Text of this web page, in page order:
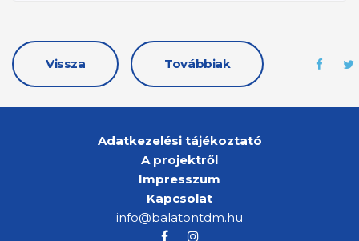
Vissza Továbbiak
Adatkezelési tájékoztató
A projektről
Impresszum
Kapcsolat
info@balatontdm.hu